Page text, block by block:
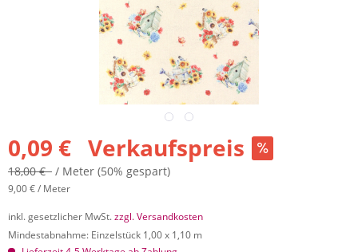
0,09 € Verkaufspreis
18,00 € / Meter (50% gespart)
9,00 € / Meter
inkl. gesetzlicher MwSt.zzgl. Versandkosten
Mindestabnahme: Einzelstück 1,00 x 1,10 m